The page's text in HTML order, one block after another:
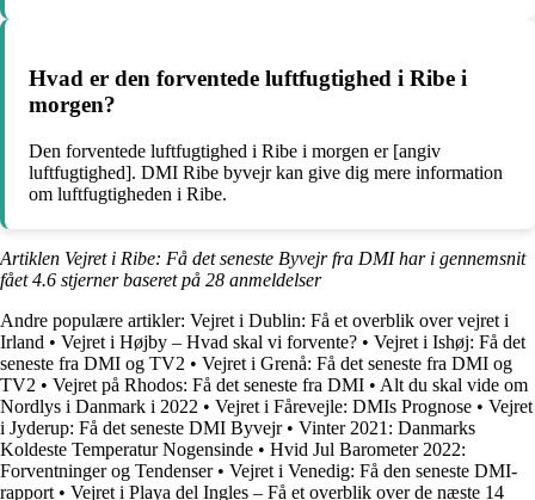
Hvad er den forventede luftfugtighed i Ribe i
morgen?
Den forventede luftfugtighed i Ribe i morgen er [angiv
luftfugtighed]. DMI Ribe byvejr kan give dig mere information
om luftfugtigheden i Ribe.
Artiklen Vejret i Ribe: Få det seneste Byvejr fra DMI har i gennemsnit
fået4.6 stjerner baseret på 28 anmeldelser
Andre populære artikler: Vejret i Dublin: Få et overblik over vejret i
Irland • Vejret i Højby – Hvad skal vi forvente? • Vejret i Ishøj: Få det
seneste fra DMI og TV2 • Vejret i Grenå: Få det seneste fra DMI og
TV2 • Vejret på Rhodos: Få det seneste fra DMI • Alt du skal vide om
Nordlys i Danmark i 2022 • Vejret i Fårevejle: DMIs Prognose • Vejret
i Jyderup: Få det seneste DMI Byvejr• Vinter 2021: Danmarks
Koldeste Temperatur Nogensinde • Hvid Jul Barometer 2022:
Forventninger og Tendenser• Vejret i Venedig: Få den seneste DMI-
rapport • Vejret i Playa del Ingles – Få et overblik over de næste 14